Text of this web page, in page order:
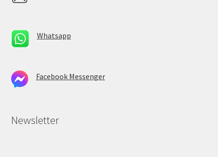
Whatsapp
Facebook Messenger
Newsletter